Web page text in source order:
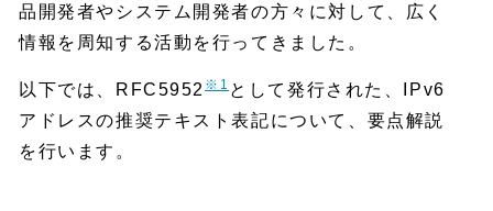
品開発者やシステム開発者の方々に対して、広く
情報を周知する活動を行ってきました。
以下では、RFC5952※1 として発行された、IPv6
アドレスの推奨テキスト表記について、要点解説
を行います。